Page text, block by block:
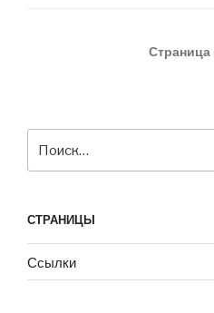
Страница
СТРАНИЦЫ
Ссылки